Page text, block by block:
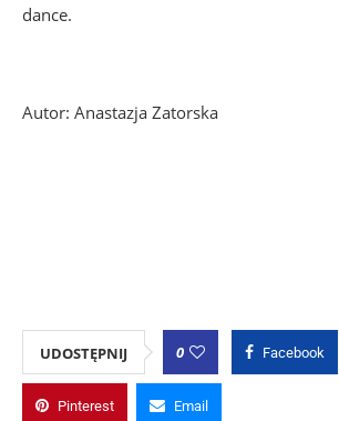
dance.
Autor: Anastazja Zatorska
UDOSTĘPNIJ 0 Facebook
Pinterest Email